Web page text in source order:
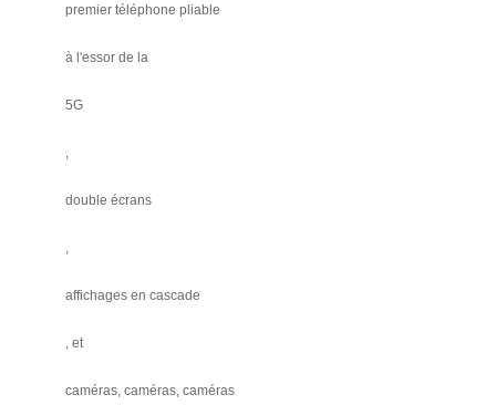
premier téléphone pliable
à l'essor de la
5G
,
double écrans
,
affichages en cascade
, et
caméras, caméras, caméras